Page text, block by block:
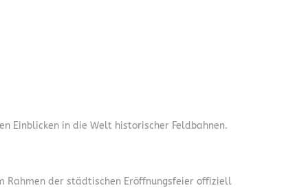
Einblicken in die Welt historischer Feldbahnen.
der städtischen Eröffnungsfeier offiziell